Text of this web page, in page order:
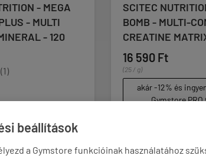
beállítások
a Gymstore funkcióinak használatához
SCITEC NUTRITION - CREA-
BOMB - MULTI-COMPONENT
CREATINE MATRIX - 660 G
(25 / g)
Gymstore PRO tagként
/ J-X
7
(63 /